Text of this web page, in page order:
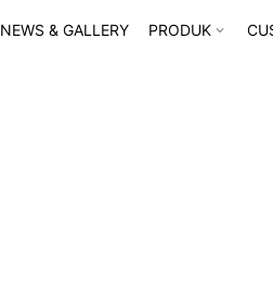
NEWS & GALLERY PRODUK